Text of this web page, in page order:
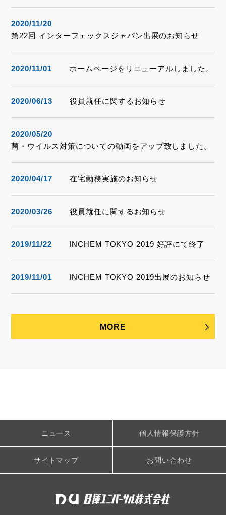
2020/11/20
第22回 インターフェックスジャパン出展のお知らせ
2020/11/01 ホームページをリニューアルしました。
2020/06/13 役員就任に関するお知らせ
2020/05/20
菌・ウイルス対策についての動画をアップ致しました。
2020/04/17 在宅勤務実施のお知らせ
2020/03/26 役員就任に関するお知らせ
2019/11/22 INCHEM TOKYO 2019 好評にて終了
2019/11/01 INCHEM TOKYO 2019出展のお知らせ
MORE
ニュース 個人情報保護方針
サイトマップ お問い合わせ